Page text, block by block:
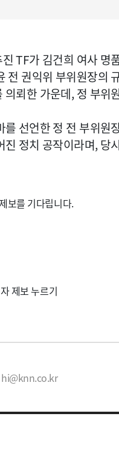
TF가 김건희 여사
전 권익위 부위원장의
뢰한 가운데, 정 부위
선언한 정 전 부위원
정치 공작이라며,
보를 기다립니다.
제보 누르기
hi@knn.co.kr